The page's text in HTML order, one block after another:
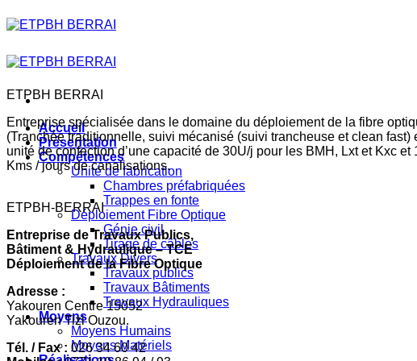
to
Accueil
Présentation
Compétences
Unité de fabrication
Chambres préfabriquées
Trappes en fonte
Déploiement Fibre Optique
Génie civil
Tirage de câbles
Travaux Divers
Travaux publics
Travaux Bâtiments
Travaux Hydrauliques
Moyens
Moyens Humains
Moyens Matériels
ETPBH BERRAI
Entreprise spécialisée dans le domaine du déploiement de la fibre
(Tranchée traditionnelle, suivi mécanisé (suivi trancheuse et clean
unité de confection d’une capacité de 30U/j pour les BMH, Lxt et Kxc
Kms / jours de canalisations.
ETPBH-BERRAI
Entreprise de Travaux Publics,
Bâtiment & Hydraulique – TCE
Déploiement de la Fibre Optique
Adresse :
Yakouren Centre 15052
Yakouren Tizi Ouzou.
Tél. / Fax : 026 34 60 42